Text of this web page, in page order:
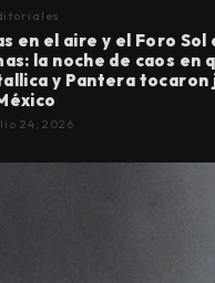
en el aire y el Foro Sol
la noche de caos en
y Pantera tocaron
24, 2026